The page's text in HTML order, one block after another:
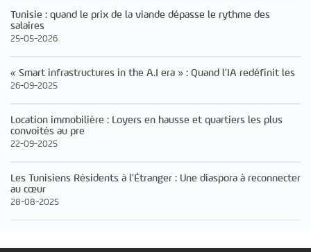
Tunisie : quand le prix de la viande dépasse le rythme des
salaires
25-05-2026
« Smart infrastructures in the A.I era » : Quand l’IA redéfinit les
26-09-2025
Location immobilière : Loyers en hausse et quartiers les plus
convoités au pre
22-09-2025
Les Tunisiens Résidents à l’Étranger : Une diaspora à reconnecter
au cœur
28-08-2025